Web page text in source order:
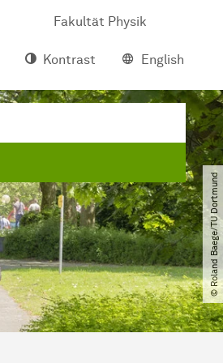
Fakultät Physik
Kontrast English
© Roland Baege​/​TU Dortmund